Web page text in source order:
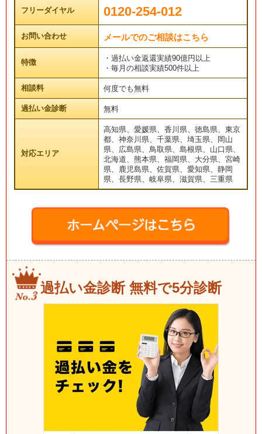
フリーダイヤル 0120-254-012
お問い合わせ メールでのご相談はこちら
特徴
・過払い金返還実績90億円以上
・毎月の相談実績500件以上
相談料 何度でも無料
過払い金診断 無料
対応エリア
高知県、愛媛県、香川県、徳島県、東京
都、神奈川県、千葉県、埼玉県、岡山
県、広島県、鳥取県、島根県、山口県、
北海道、熊本県、福岡県、大分県、宮崎
県、鹿児島県、佐賀県、愛知県、静岡
県、長野県、岐阜県、滋賀県、三重県
過払い金診断 無料で5分診断